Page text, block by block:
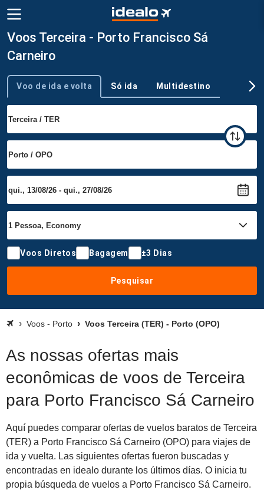
Voos Terceira - Porto Francisco Sá
Carneiro
Tipo de viagem
Voo de ida e volta Só ida Multidestino
Voos Diretos Bagagem ±3 Dias
Pesquisar
Voos - Porto Voos Terceira (TER) - Porto (OPO)
As nossas ofertas mais
econômicas de voos de Terceira
para Porto Francisco Sá Carneiro
Aquí puedes comparar ofertas de vuelos baratos de Terceira
(TER) a Porto Francisco Sá Carneiro (OPO) para viajes de
ida y vuelta. Las siguientes ofertas fueron buscadas y
encontradas en idealo durante los últimos días. O inicia tu
propia búsqueda de vuelos a Porto Francisco Sá Carneiro.